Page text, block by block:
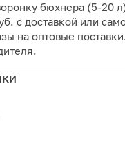
бюхнера (5-20
с доставкой или
на оптовые